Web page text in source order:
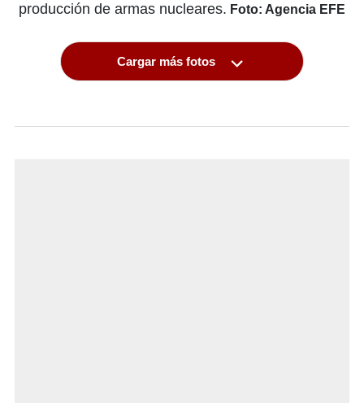
producción de armas nucleares. Foto: Agencia EFE
Cargar más fotos